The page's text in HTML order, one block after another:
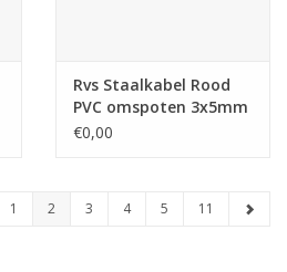
Rvs Staalkabel Rood
PVC omspoten 3x5mm
7x7, 250 mtr.
€0,00
1 2 3 4 5 11